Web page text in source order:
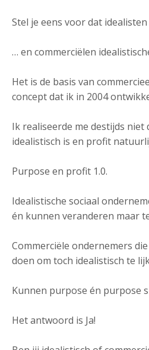
Stel je eens voor dat
… en commerciëlen
Het is de basis van
concept dat ik in 2004
Ik realiseerde me destijds niet
idealistisch is en profit
Purpose en profit 1.0.
Idealistische sociaal
én kunnen veranderen maar
Commerciële ondernemers
doen om toch idealistisch te
Kunnen purpose én purpose
Het antwoord is Ja!